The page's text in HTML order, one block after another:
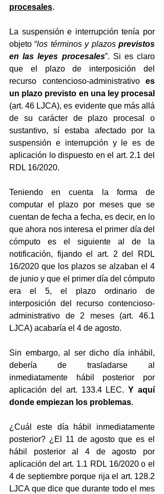
procesales.
La suspensión e interrupción tenía por
objeto “los términos y plazos previstos
en las leyes procesales”. Si es claro
que el plazo de interposición del
recurso contencioso-administrativo es
un plazo previsto en una ley procesal
(art. 46 LJCA), es evidente que más allá
de su carácter de plazo procesal o
sustantivo, sí estaba afectado por la
suspensión e interrupción y le es de
aplicación lo dispuesto en el art. 2.1 del
RDL 16/2020.
Teniendo en cuenta la forma de
computar el plazo por meses que se
cuentan de fecha a fecha, es decir, en lo
que ahora nos interesa el primer día del
cómputo es el siguiente al de la
notificación, fijando el art. 2 del RDL
16/2020 que los plazos se alzaban el 4
de junio y que el primer día del cómputo
era el 5, el plazo ordinario de
interposición del recurso contencioso-
administrativo de 2 meses (art. 46.1
LJCA) acabaría el 4 de agosto.
Sin embargo, al ser dicho día inhábil,
debería de trasladarse al
inmediatamente hábil posterior por
aplicación del art. 133.4 LEC. Y aquí
donde empiezan los problemas.
¿Cuál este día hábil inmediatamente
posterior? ¿El 11 de agosto que es el
hábil posterior al 4 de agosto por
aplicación del art. 1.1 RDL 16/2020 o el
4 de septiembre porque rija el art. 128.2
LJCA que dice que durante todo el mes